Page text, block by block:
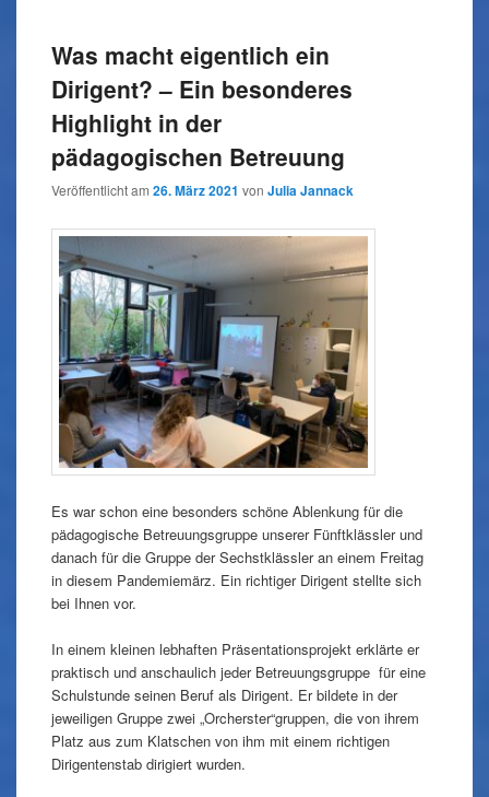
Was macht eigentlich ein
Dirigent? – Ein besonderes
Highlight in der
pädagogischen Betreuung
Veröffentlicht am 26. März 2021 von Julia Jannack
Es war schon eine besonders schöne Ablenkung für die
pädagogische Betreuungsgruppe unserer Fünftklässler und
danach für die Gruppe der Sechstklässler an einem Freitag
in diesem Pandemiemärz. Ein richtiger Dirigent stellte sich
bei Ihnen vor.
In einem kleinen lebhaften Präsentationsprojekt erklärte er
praktisch und anschaulich jeder Betreuungsgruppe für eine
Schulstunde seinen Beruf als Dirigent. Er bildete in der
jeweiligen Gruppe zwei „Orcherster“gruppen, die von ihrem
Platz aus zum Klatschen von ihm mit einem richtigen
Dirigentenstab dirigiert wurden.